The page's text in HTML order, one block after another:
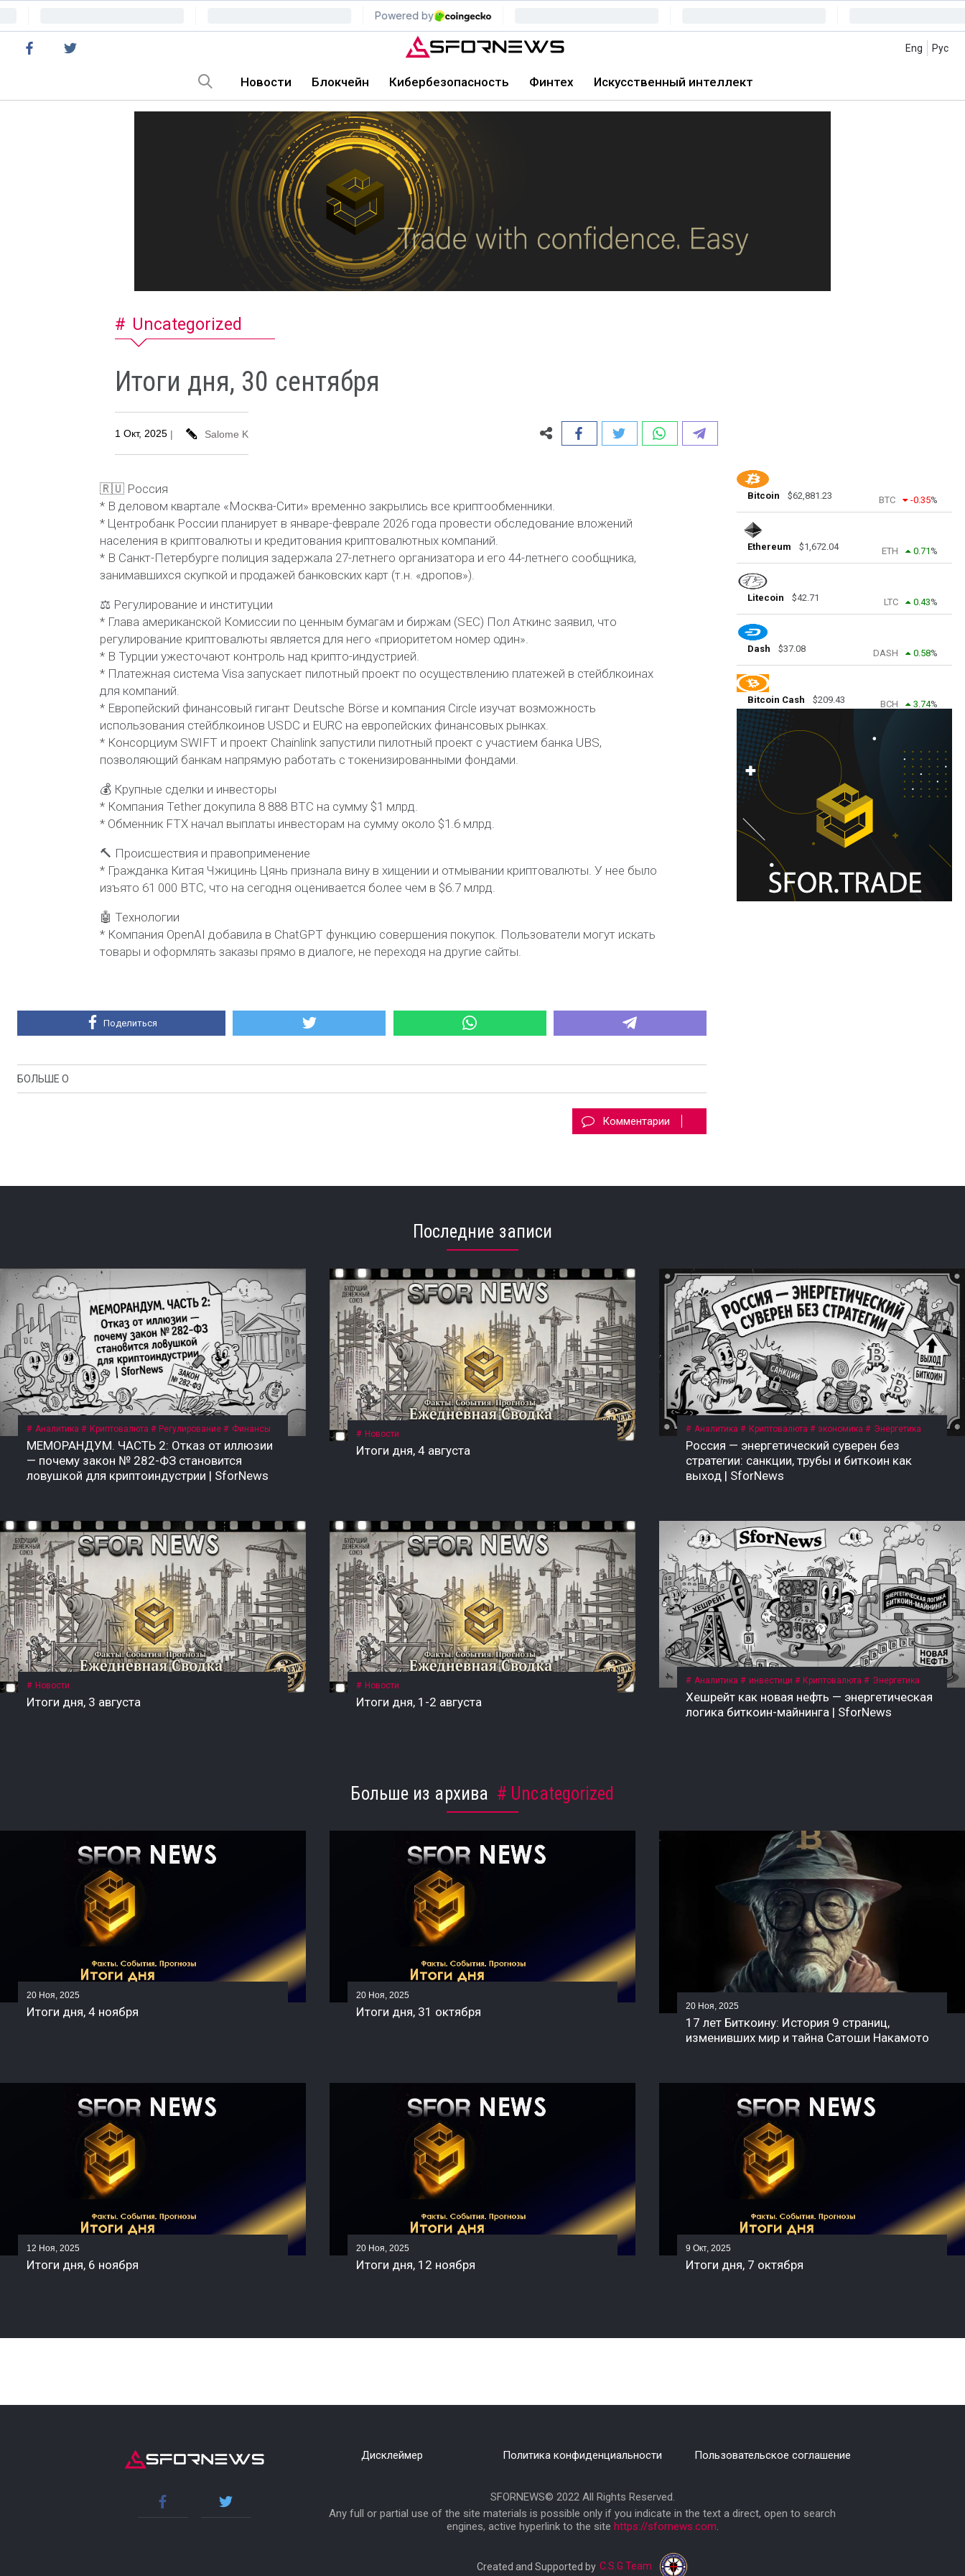
Eng Рус
Новости Блокчейн Кибербезопасность Финтех Искусственный интеллект
Uncategorized
Итоги дня, 30 сентября
1 Окт, 2025 | Salome K
🇷🇺 Россия
* В деловом квартале «Москва-Сити» временно закрылись все криптообменники.
* Центробанк России планирует в январе-феврале 2026 года провести обследование вложений
населения в криптовалюты и кредитования криптовалютных компаний.
* В Санкт-Петербурге полиция задержала 27-летнего организатора и его 44-летнего сообщника,
занимавшихся скупкой и продажей банковских карт (т.н. «дропов»).
⚖️ Регулирование и институции
* Глава американской Комиссии по ценным бумагам и биржам (SEC) Пол Аткинс заявил, что
регулирование криптовалюты является для него «приоритетом номер один».
* В Турции ужесточают контроль над крипто-индустрией.
* Платежная система Visa запускает пилотный проект по осуществлению платежей в стейблкоинах
для компаний.
* Европейский финансовый гигант Deutsche Börse и компания Circle изучат возможность
использования стейблкоинов USDC и EURC на европейских финансовых рынках.
* Консорциум SWIFT и проект Chainlink запустили пилотный проект с участием банка UBS,
позволяющий банкам напрямую работать с токенизированными фондами.
💰 Крупные сделки и инвесторы
* Компания Tether докупила 8 888 BTC на сумму $1 млрд.
* Обменник FTX начал выплаты инвесторам на сумму около $1.6 млрд.
🔨 Происшествия и правоприменение
* Гражданка Китая Чжицинь Цянь признала вину в хищении и отмывании криптовалюты. У нее было
изъято 61 000 BTC, что на сегодня оценивается более чем в $6.7 млрд.
🤖 Технологии
* Компания OpenAI добавила в ChatGPT функцию совершения покупок. Пользователи могут искать
товары и оформлять заказы прямо в диалоге, не переходя на другие сайты.
Поделиться
БОЛЬШЕ О
Комментарии
Bitcoin $62,881.23 BTC -0.35%
Ethereum $1,672.04 ETH 0.71 %
Litecoin $42.71 LTC 0.43%
Dash $37.08 DASH 0.58%
Bitcoin Cash $209.43 BCH 3.74%
Последние записи
Аналитика Криптовалюта Регулирование Финансы
МЕМОРАНДУМ. ЧАСТЬ 2: Отказ от иллюзии
— почему закон № 282-ФЗ становится
ловушкой для криптоиндустрии | SforNews
Новости
Итоги дня, 4 августа
Аналитика Криптовалюта экономика Энергетика
Россия — энергетический суверен без
стратегии: санкции, трубы и биткоин как
выход | SforNews
Новости
Итоги дня, 3 августа
Новости
Итоги дня, 1-2 августа
Аналитика инвестици Криптовалюта Энергетика
Хешрейт как новая нефть — энергетическая
логика биткоин-майнинга | SforNews
Больше из архива Uncategorized
20 Ноя, 2025
Итоги дня, 4 ноября
20 Ноя, 2025
Итоги дня, 31 октября 20 Ноя, 2025
17 лет Биткоину: История 9 страниц,
изменивших мир и тайна Сатоши Накамото
12 Ноя, 2025
Итоги дня, 6 ноября
20 Ноя, 2025
Итоги дня, 12 ноября
9 Окт, 2025
Итоги дня, 7 октября
Дисклеймер Политика конфиденциальности Пользовательское соглашение
SFORNEWS© 2022 All Rights Reserved.
Any full or partial use of the site materials is possible only if you indicate in the text a direct, open to search
engines, active hyperlink to the site https://sfornews.com.
Created and Supported by C.S.G Team